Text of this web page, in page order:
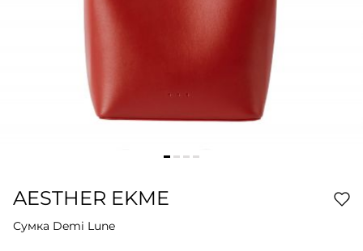
AESTHER EKME
Сумка Demi Lune